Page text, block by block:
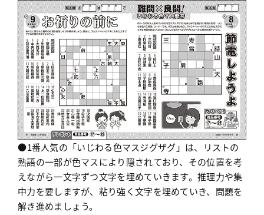
●1番人気の「いじわる色マスジグザグ」は、リストの
熟語の一部が色マスにより隠されており、その位置を考
えながら一文字ずつ文字を埋めていきます。推理力や集
中力を要しますが、粘り強く文字を埋めていき、問題を
解き進めましょう。